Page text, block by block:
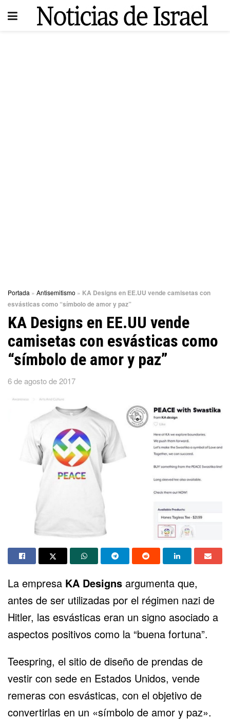
Portada » Antisemitismo » KA Designs en EE.UU vende camisetas con
esvásticas como “símbolo de amor y paz”
KA Designs en EE.UU vende
camisetas con esvásticas como
“símbolo de amor y paz”
6 de agosto de 2017
La empresa KA Designs argumenta que,
antes de ser utilizadas por el régimen nazi de
Hitler, las esvásticas eran un signo asociado a
aspectos positivos como la “buena fortuna”.
Teespring, el sitio de diseño de prendas de
vestir con sede en Estados Unidos, vende
remeras con esvásticas, con el objetivo de
convertirlas en un «símbolo de amor y paz».